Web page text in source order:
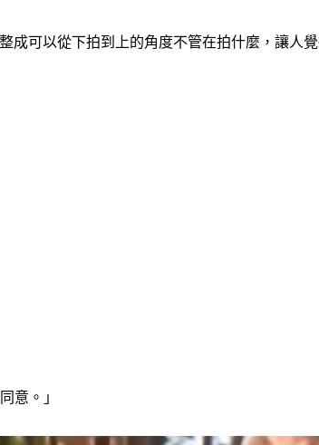
可以從下拍到上的角度不管在拍什麼，讓人
意。」